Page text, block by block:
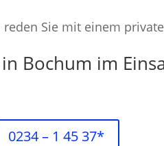
Sie mit einem
Bochum im
0234 – 1 45 37*